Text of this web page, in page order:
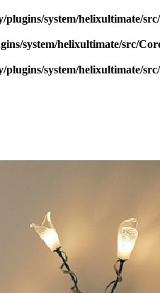
system/helixultimate/
system/helixultimate/src/
system/helixultimate/